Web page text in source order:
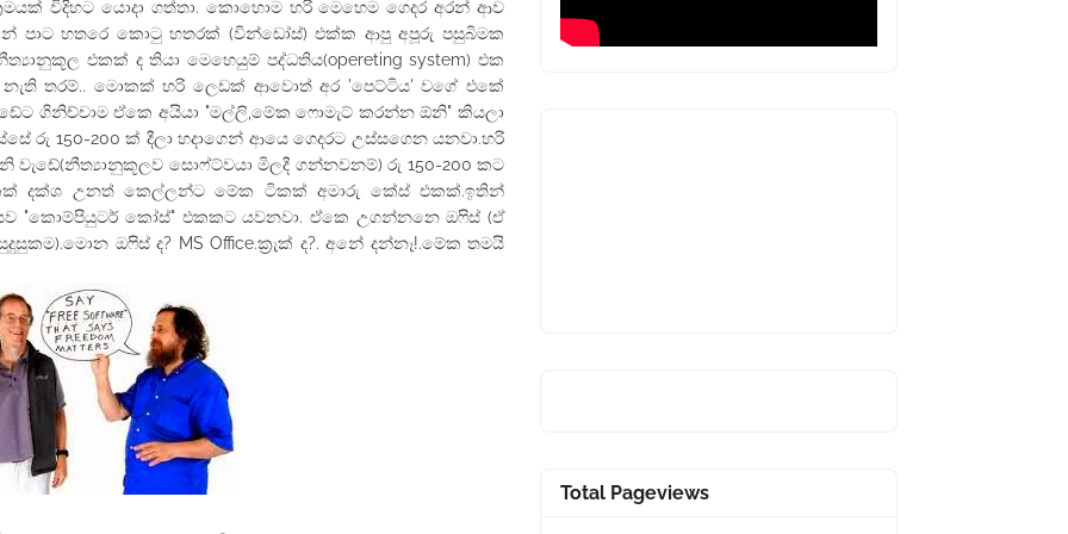
විදිහට යොදා ගත්තා. කොහොම හරි මෙහෙම ගෙදර අරන් ආව
පාට හතරෙ කො‍ටු හතරක් (වින්ඩෝස්) එක්ක ආපු අපූරු පසුබිමක
එකක් ද තියා මෙහෙයුම් පද්ධතිය(opereting system) එක
තරම්.. මොකක් හරි ලෙඩක් ආවොත් අර 'පෙට්ටිය' වගේ එකේ
ගිනිච්චාම ඒකෙ අයියා "මල්ලි,මේක ෆොමැට් කරන්න ඕනි" කියලා
රු 150-200 ක් දීලා හදාගෙන් ආයෙ ගෙදරට උස්සගෙන යනවා.හරි
වැඩේ(නීත්‍යානුකූලව සොෆ්ට්වයා මිලදී ගන්නවනම්) රු 150-200 කට
දක්ශ උනත් කෙල්ලන්ට මේක ටිකක් අමාරු කේස් එකක්.ඉතින්
"කොම්පියුටර් කෝස්" එකකට යවනවා. ඒකෙ උගන්නනෙ ඔ‍ෆිස් (ඒ
ඔ‍ෆිස් ද? MS Office.ක්‍රැක් ද?. අනේ දන්නෑ!.මේක තමයි
Total Pageviews